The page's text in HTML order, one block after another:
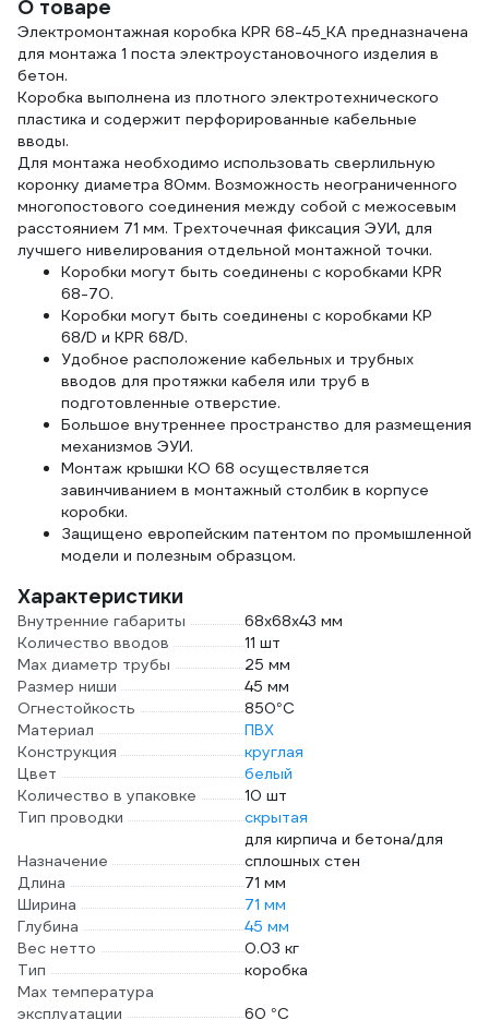
О товаре
Электромонтажная коробка KPR 68-45_KA предназначена
для монтажа 1 поста электроустановочного изделия в
бетон.
Коробка выполнена из плотного электротехнического
пластика и содержит перфорированные кабельные
вводы.
Для монтажа необходимо использовать сверлильную
коронку диаметра 80мм. Возможность неограниченного
многопостового соединения между собой с межосевым
расстоянием 71 мм. Трехточечная фиксация ЭУИ, для
лучшего нивелирования отдельной монтажной точки.
Коробки могут быть соединены с коробками KPR
68-70.
Коробки могут быть соединены с коробками KP
68/D и KPR 68/D.
Удобное расположение кабельных и трубных
вводов для протяжки кабеля или труб в
подготовленные отверстие.
Большое внутреннее пространство для размещения
механизмов ЭУИ.
Монтаж крышки KO 68 осуществляется
завинчиванием в монтажный столбик в корпусе
коробки.
Защищено европейским патентом по промышленной
модели и полезным образцом.
Характеристики
Внутренние габариты
68x68x43 мм
Количество вводов
11 шт
Max диаметр трубы
25 мм
Размер ниши
45 мм
Огнестойкость
850°C
Материал
ПВХ
Конструкция
круглая
Цвет
белый
Количество в упаковке
10 шт
Тип проводки
скрытая
Назначение
для кирпича и бетона/для
сплошных стен
Длина
71 мм
Ширина
71 мм
Глубина
45 мм
Вес нетто
0.03 кг
Тип
коробка
Max температура
эксплуатации
60 °С